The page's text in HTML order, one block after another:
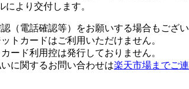
より交付します。
（電話確認等）をお願いする場合もござい
トカードはご利用いただけません。
ード利用控は発行しておりません。
に関するお問い合わせは楽天市場までご